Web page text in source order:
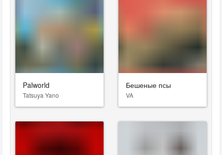
Palworld
Tatsuya Yano
Бешеные псы
VA